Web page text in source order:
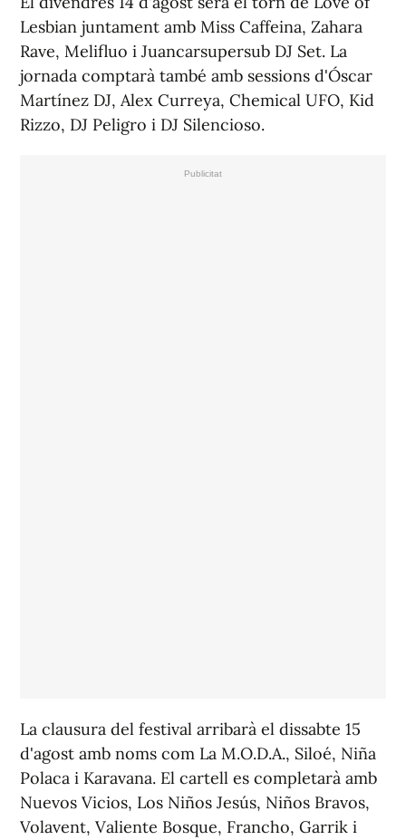
Lesbian juntament amb Miss Caffeina, Zahara
Rave, Melifluo i Juancarsupersub DJ Set. La
jornada comptarà també amb sessions d'Óscar
Martínez DJ, Alex Curreya, Chemical UFO, Kid
Rizzo, DJ Peligro i DJ Silencioso.
La clausura del festival arribarà el dissabte 15
d'agost amb noms com La M.O.D.A., Siloé, Niña
Polaca i Karavana. El cartell es completarà amb
Nuevos Vicios, Los Niños Jesús, Niños Bravos,
Volavent, Valiente Bosque, Francho, Garrik i